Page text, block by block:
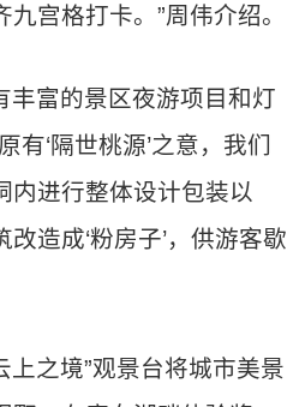
宫格打卡。”周伟介绍。
丰富的景区夜游项目和灯
有‘隔世桃源’之意，我们
内进行整体设计包装以
造成‘粉房子’，供游客歇
上之境”观景台将城市美景